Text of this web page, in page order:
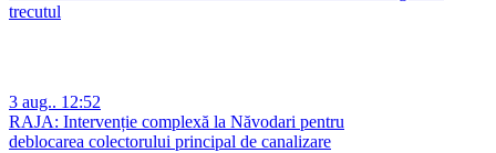
trecutul
3 aug.. 12:52
RAJA: Intervenție complexă la Năvodari pentru
deblocarea colectorului principal de canalizare